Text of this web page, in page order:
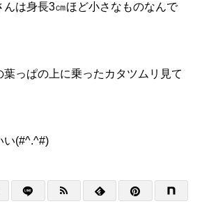
んは身長3㎝ほど小さなものなんで
っぱの上に乗ったカタツムリ見て
い(#^.^#)